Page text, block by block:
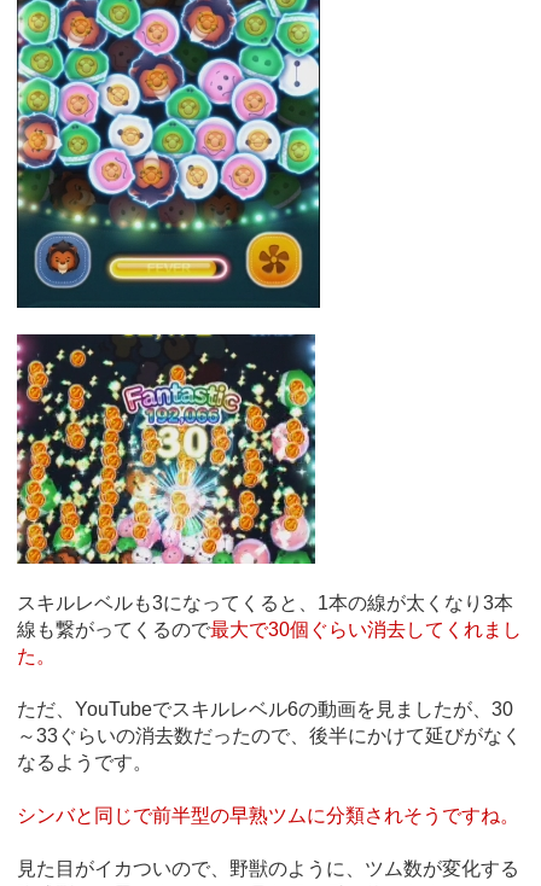
スキルレベルも3になってくると、1本の線が太くなり3本
線も繋がってくるので最大で30個ぐらい消去してくれまし
た。
ただ、YouTubeでスキルレベル6の動画を見ましたが、30
～33ぐらいの消去数だったので、後半にかけて延びがなく
なるようです。
シンバと同じで前半型の早熟ツムに分類されそうですね。
見た目がイカついので、野獣のように、ツム数が変化する